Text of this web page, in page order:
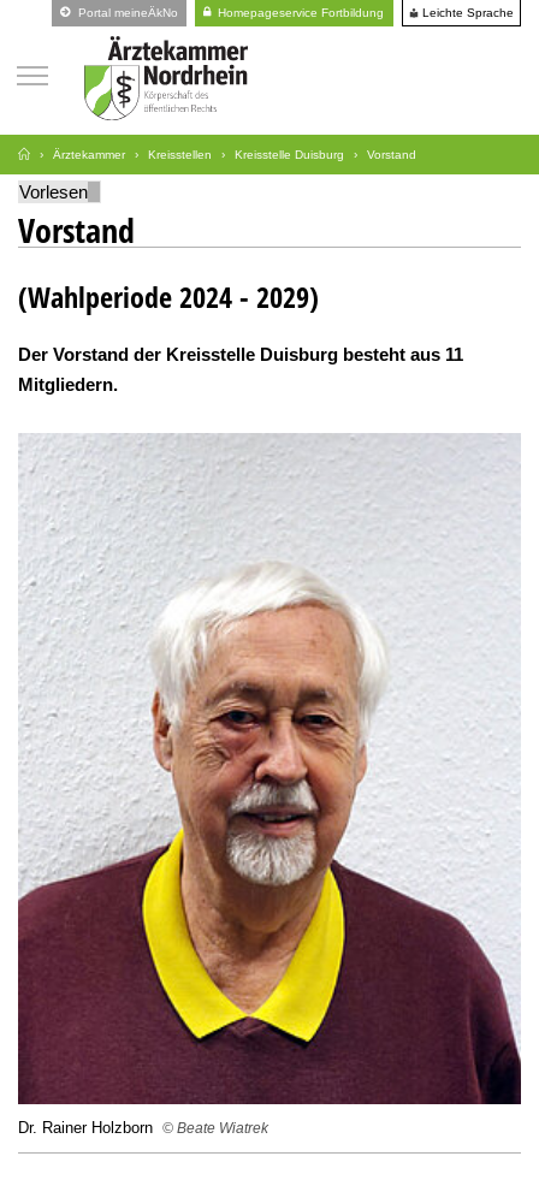
Portal meineÄkNo Homepageservice Fortbildung Leichte Sprache
Ärztekammer Kreisstellen Kreisstelle Duisburg Vorstand
Vorlesen
Vorstand
(Wahlperiode 2024 - 2029)
Der Vorstand der Kreisstelle Duisburg besteht aus 11
Mitgliedern.
Dr. Rainer Holzborn © Beate Wiatrek